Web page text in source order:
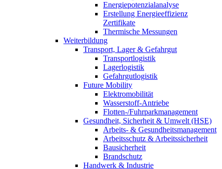
Energiepotenzialanalyse
Erstellung Energieeffizienz
Zertifikate
Thermische Messungen
Weiterbildung
Transport, Lager & Gefahrgut
Transportlogistik
Lagerlogistik
Gefahrgutlogistik
Future Mobility
Elektromobilität
Wasserstoff-Antriebe
Flotten-/Fuhrparkmanagement
Gesundheit, Sicherheit & Umwelt (HSE)
Arbeits- & Gesundheitsmanagement
Arbeitsschutz & Arbeitssicherheit
Bausicherheit
Brandschutz
Handwerk & Industrie